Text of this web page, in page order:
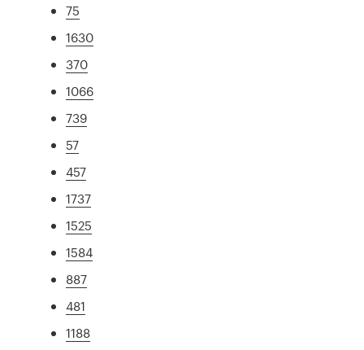
75
1630
370
1066
739
57
457
1737
1525
1584
887
481
1188